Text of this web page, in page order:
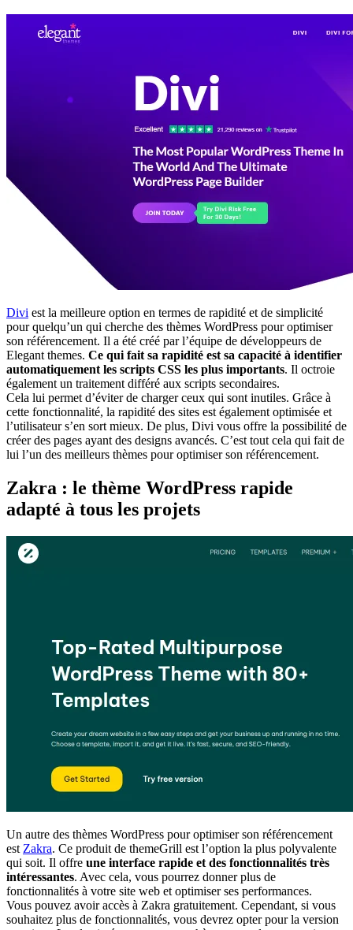
Divi est la meilleure option en termes de rapidité et de simplicité
pour quelqu’un qui cherche des thèmes WordPress pour optimiser
son référencement. Il a été créé par l’équipe de développeurs de
Elegant themes. Ce qui fait sa rapidité est sa capacité à identifier
automatiquement les scripts CSS les plus importants. Il octroie
également un traitement différé aux scripts secondaires.
Cela lui permet d’éviter de charger ceux qui sont inutiles. Grâce à
cette fonctionnalité, la rapidité des sites est également optimisée et
l’utilisateur s’en sort mieux. De plus, Divi vous offre la possibilité de
créer des pages ayant des designs avancés. C’est tout cela qui fait de
lui l’un des meilleurs thèmes pour optimiser son référencement.
Zakra : le thème WordPress rapide
adapté à tous les projets
Un autre des thèmes WordPress pour optimiser son référencement
est Zakra. Ce produit de themeGrill est l’option la plus polyvalente
qui soit. Il offre une interface rapide et des fonctionnalités très
intéressantes. Avec cela, vous pourrez donner plus de
fonctionnalités à votre site web et optimiser ses performances.
Vous pouvez avoir accès à Zakra gratuitement. Cependant, si vous
souhaitez plus de fonctionnalités, vous devrez opter pour la version